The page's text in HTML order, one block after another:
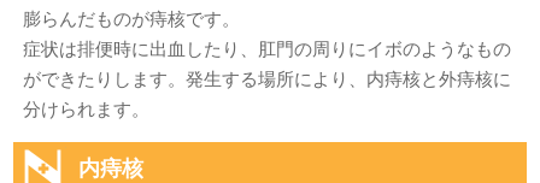
膨らんだものが痔核です。
症状は排便時に出血したり、肛門の周りにイボのようなもの
ができたりします。発生する場所により、内痔核と外痔核に
分けられます。
内痔核